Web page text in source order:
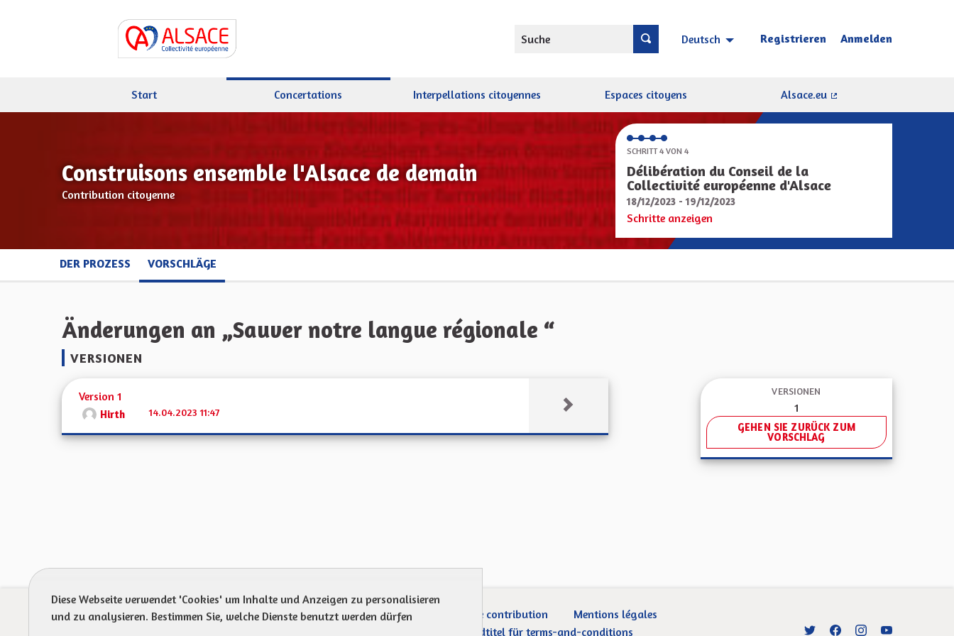
Suche Deutsch Choisir la langue Sprache wählen
Registrieren Anmelden
Start Concertations Interpellations citoyennes Espaces citoyens
Alsace.eu
Construisons ensemble l'Alsace de demain
Contribution citoyenne
SCHRITT 4 VON 4
Délibération du Conseil de la
Collectivité européenne d'Alsace
18/12/2023 - 19/12/2023
Schritte anzeigen
DER PROZESS VORSCHLÄGE
Änderungen an „Sauver notre langue régionale “
VERSIONEN
Version 1
Hirth 14.04.2023 11:47
VERSIONEN
1
GEHEN SIE ZURÜCK ZUM
VORSCHLAG
Protection des Données Charte de contribution
Mentions légales
Standardtitel für terms-and-conditions Entre vos mains - Collectivité
Entre vos mains -
Entre vos mains -
Entre vos
Diese Webseite verwendet 'Cookies' um Inhalte und Anzeigen zu personalisieren
und zu analysieren. Bestimmen Sie, welche Dienste benutzt werden dürfen